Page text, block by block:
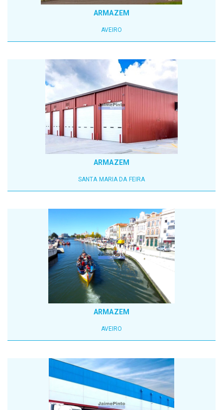
ARMAZEM
AVEIRO
ARMAZEM
SANTA MARIA DA FEIRA
ARMAZEM
AVEIRO